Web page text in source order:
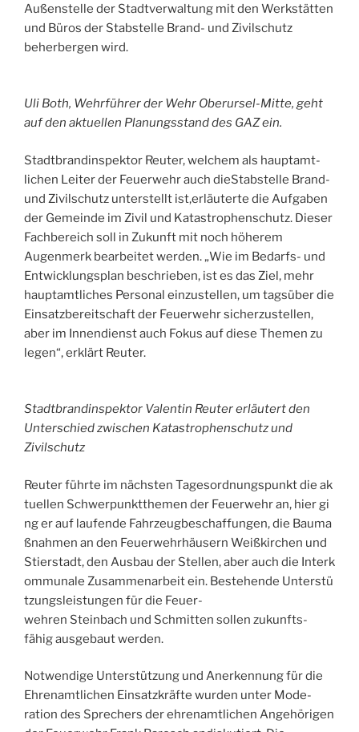
Außenstelle der Stadtverwaltung mit den Werkstätten
und Büros der Stabstelle Brand- und Zivilschutz
beherbergen wird.
Uli Both, Wehrführer der Wehr Oberursel-Mitte, geht
auf den aktuellen Planungsstand des GAZ ein.
Stadtbrandinspektor Reuter, welchem als hauptamt­
lichen Leiter der Feuerwehr auch dieStabstelle Brand-
und Zivilschutz unterstellt ist,erläuterte die Aufgaben
der Gemeinde im Zivil und Katastrophen­schutz. Dieser
Fachbereich soll in Zukunft mit noch höherem
Augenmerk bearbeitet werden. „Wie im Bedarfs- und
Entwicklungsplan beschrieben, ist es das Ziel, mehr
hauptamtliches Personal einzustellen, um tagsüber die
Einsatzbereitschaft der Feuerwehr sicherzustellen,
aber im Innendienst auch Fokus auf diese Themen zu
legen“, erklärt Reuter.
Stadtbrandinspektor Valentin Reuter erläutert den
Unterschied zwischen Katastrophenschutz und
Zivilschutz
Reuter führte im nächsten Tagesordnungspunkt die ak
tuellen Schwerpunktthemen der Feuerwehr an, hier gi
ng er auf laufende Fahrzeugbeschaffungen, die Bauma
ßnahmen an den Feuerwehrhäusern Weißkirchen und
Stierstadt, den Ausbau der Stellen, aber auch die Interk
ommunale Zusammenarbeit ein. Bestehende Unterstü
tzungsleistungen für die Feuer­
wehren Steinbach und Schmitten sollen zukunfts­
fähig ausgebaut werden.
Notwendige Unterstützung und Anerkennung für die
Ehrenamtlichen Einsatzkräfte wurden unter Mode­
ration des Sprechers der ehrenamtlichen Ange­hörigen